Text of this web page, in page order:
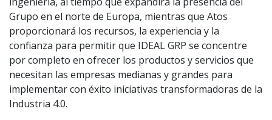
Grupo en el norte de Europa, mientras que Atos
proporcionará los recursos, la experiencia y la
confianza para permitir que IDEAL GRP se concentre
por completo en ofrecer los productos y servicios que
necesitan las empresas medianas y grandes para
implementar con éxito iniciativas transformadoras de la
Industria 4.0.